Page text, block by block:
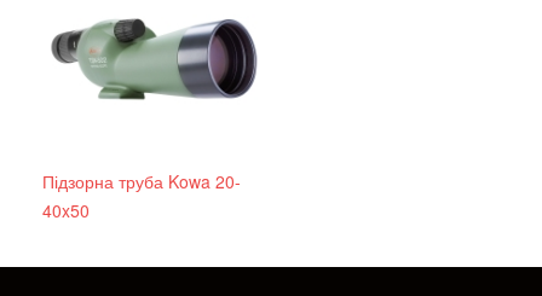
Підзорна труба Kowa 20-
40x50